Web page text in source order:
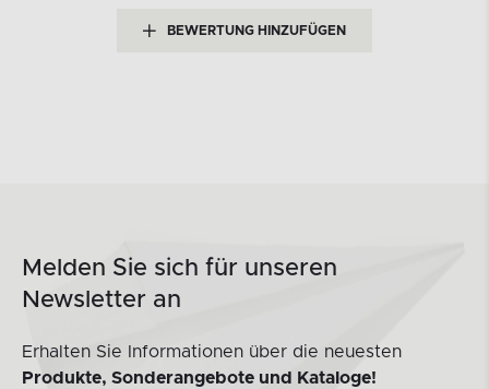
BEWERTUNG HINZUFÜGEN
Melden Sie sich für unseren
Newsletter an
Erhalten Sie Informationen über die neuesten
Produkte, Sonderangebote und Kataloge!